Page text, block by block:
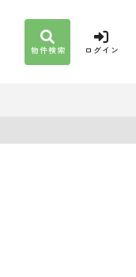
物件検索 ログイン